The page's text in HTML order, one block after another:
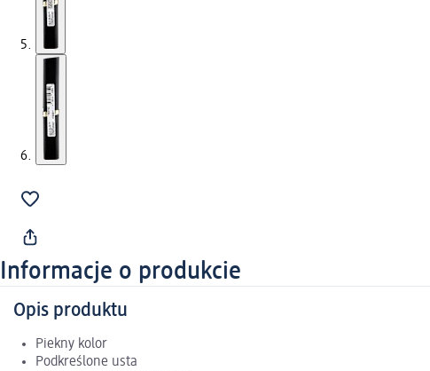
Informacje o produkcie
Opis produktu
Piekny kolor
Podkreślone usta